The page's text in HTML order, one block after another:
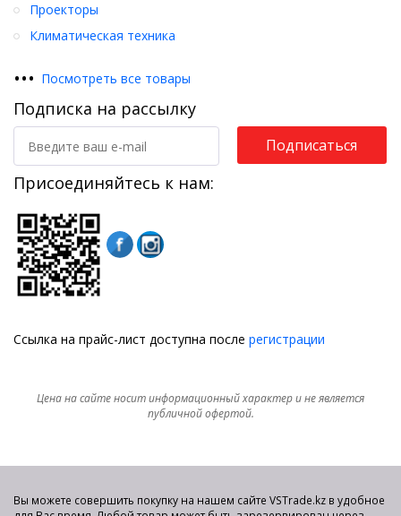
Проекторы
Климатическая техника
••• Посмотреть все товары
Подписка на рассылку
Подписаться
Присоединяйтесь к нам:
Ссылка на прайс-лист доступна после регистрации
Цена на сайте носит информационный характер и не является
публичной офертой.
Вы можете совершить покупку на нашем сайте VSTrade.kz в удобное